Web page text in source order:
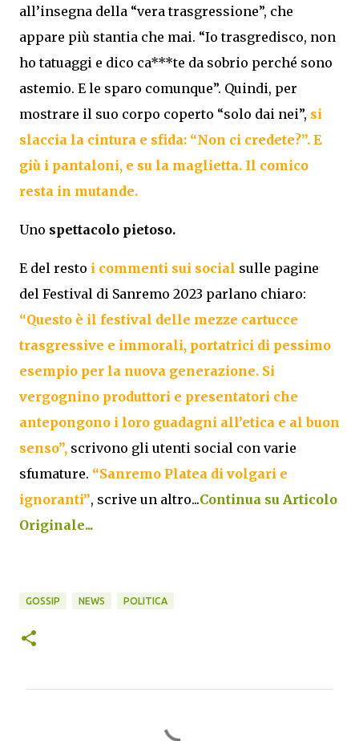
all’insegna della “vera trasgressione”, che
appare più stantia che mai. “Io trasgredisco, non
ho tatuaggi e dico ca***te da sobrio perché sono
astemio. E le sparo comunque”. Quindi, per
mostrare il suo corpo coperto “solo dai nei”, si
slaccia la cintura e sfida: “Non ci credete?”. E
giù i pantaloni, e su la maglietta. Il comico
resta in mutande.
Uno spettacolo pietoso.
E del resto i commenti sui social sulle pagine
del Festival di Sanremo 2023 parlano chiaro:
“Questo è il festival delle mezze cartucce
trasgressive e immorali, portatrici di pessimo
esempio per la nuova generazione. Si
vergognino produttori e presentatori che
antepongono i loro guadagni all’etica e al buon
senso”, scrivono gli utenti social con varie
sfumature. “Sanremo Platea di volgari e
ignoranti”, scrive un altro...Continua su Articolo
Originale...
GOSSIP NEWS POLITICA